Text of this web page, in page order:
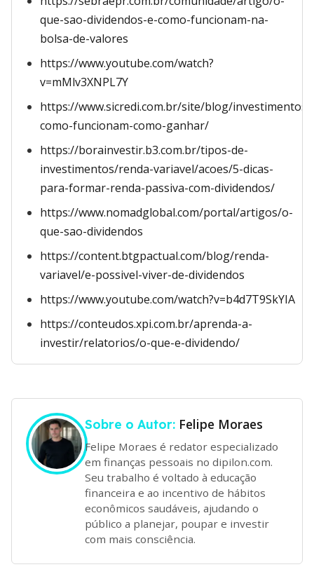
que-sao-dividendos-e-como-funcionam-na-
bolsa-de-valores
https://www.youtube.com/watch?
v=mMlv3XNPL7Y
https://www.sicredi.com.br/site/blog/investimentos/
como-funcionam-como-ganhar/
https://borainvestir.b3.com.br/tipos-de-
investimentos/renda-variavel/acoes/5-dicas-
para-formar-renda-passiva-com-dividendos/
https://www.nomadglobal.com/portal/artigos/o-
que-sao-dividendos
https://content.btgpactual.com/blog/renda-
variavel/e-possivel-viver-de-dividendos
https://www.youtube.com/watch?v=b4d7T9SkYIA
https://conteudos.xpi.com.br/aprenda-a-
investir/relatorios/o-que-e-dividendo/
Sobre o Autor: Felipe Moraes
Felipe Moraes é redator especializado
em finanças pessoais no dipilon.com.
Seu trabalho é voltado à educação
financeira e ao incentivo de hábitos
econômicos saudáveis, ajudando o
público a planejar, poupar e investir
com mais consciência.